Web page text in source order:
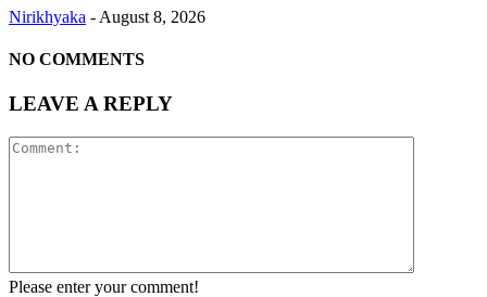
Nirikhyaka - August 8, 2026
NO COMMENTS
LEAVE A REPLY
Please enter your comment!